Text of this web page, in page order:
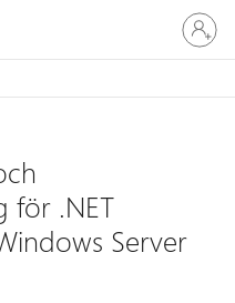
Logga
in
på
konto
för .NET
Server